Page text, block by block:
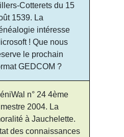
Cotterets du 15
1539. La
intéresse
! Que nous
le prochain
GEDCOM ?
n° 24 4ème
2004. La
à Jauchelette.
des connaissances